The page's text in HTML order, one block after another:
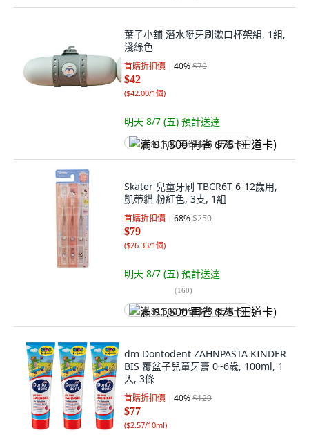
葉子小舖 潛水艇牙刷漱口杯架組, 1組,
淺綠色
首購折扣價 40%$70
$42
($42.00/1個)
明天 8/7 (五) 預計送達
满 $1,500 再省 $75 (王道卡)
Skater 兒童牙刷 TBCR6T 6-12歲用,
凱蒂貓 粉紅色, 3支, 1組
首購折扣價 68%$250
$79
($26.33/1個)
明天 8/7 (五) 預計送達
(160)
满 $1,500 再省 $75 (王道卡)
dm Dontodent ZAHNPASTA KINDER
BIS 覆盆子兒童牙膏 0~6歲, 100ml, 1
入, 3條
首購折扣價 40%$129
$77
($2.57/10ml)